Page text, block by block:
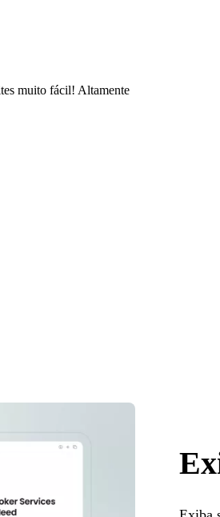
muito fácil! Altamente